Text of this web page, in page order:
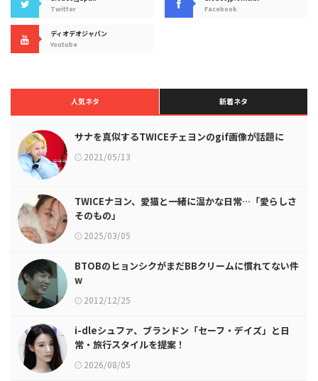
Twitter
Facebook
ディオデオジャパン
Youtube
人気ネタ 新着ネタ
サナを真似するTWICEチェヨンのgif画像が話題に
2021/05/13
TWICEナヨン、愛猫と一緒に温かな日常…「愛らしさ
そのもの」
2025/03/05
BTOBのヒョンシクがまだBBクリームに慣れてない件
w
2012/12/25
i-dleシュファ、ブランドン「セーフ・デイズ」と日
常・旅行スタイルを提案！
2026/08/05